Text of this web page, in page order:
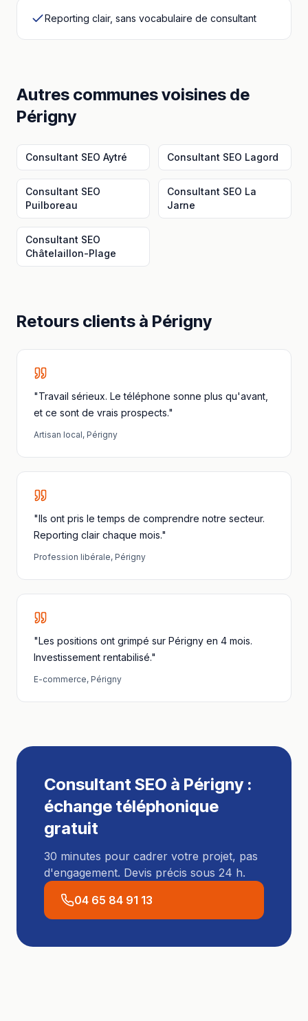
Reporting clair, sans vocabulaire de consultant
Autres communes voisines de
Périgny
Consultant SEO Aytré Consultant SEO Lagord
Consultant SEO
Puilboreau
Consultant SEO La
Jarne
Consultant SEO
Châtelaillon-Plage
Retours clients à Périgny
"Travail sérieux. Le téléphone sonne plus qu'avant,
et ce sont de vrais prospects."
Artisan local, Périgny
"Ils ont pris le temps de comprendre notre secteur.
Reporting clair chaque mois."
Profession libérale, Périgny
"Les positions ont grimpé sur Périgny en 4 mois.
Investissement rentabilisé."
E-commerce, Périgny
Consultant SEO à Périgny :
échange téléphonique
gratuit
30 minutes pour cadrer votre projet, pas
d'engagement. Devis précis sous 24 h.
04 65 84 91 13